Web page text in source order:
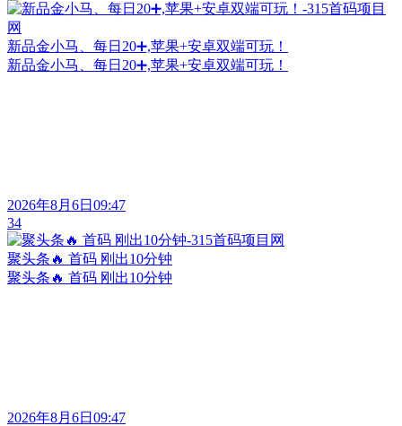
新品金小马、每日20➕,苹果+安卓双端可玩！
新品金小马、每日20➕,苹果+安卓双端可玩！
2026年8月6日09:47
34
聚头条🔥 首码 刚出10分钟
聚头条🔥 首码 刚出10分钟
2026年8月6日09:47